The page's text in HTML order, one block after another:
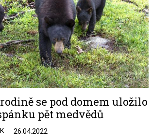
se pod domem uložilo
pět medvědů
26.04.2022